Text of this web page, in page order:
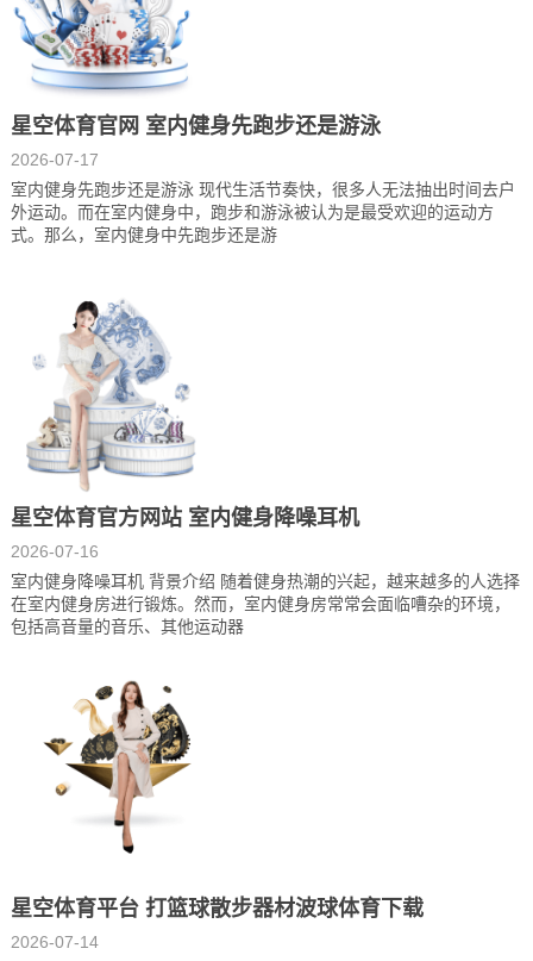
星空体育官网 室内健身先跑步还是游泳
2026-07-17
室内健身先跑步还是游泳 现代生活节奏快，很多人无法抽出时间去户
外运动。而在室内健身中，跑步和游泳被认为是最受欢迎的运动方
式。那么，室内健身中先跑步还是游
星空体育官方网站 室内健身降噪耳机
2026-07-16
室内健身降噪耳机 背景介绍 随着健身热潮的兴起，越来越多的人选择
在室内健身房进行锻炼。然而，室内健身房常常会面临嘈杂的环境，
包括高音量的音乐、其他运动器
星空体育平台 打篮球散步器材波球体育下载
2026-07-14